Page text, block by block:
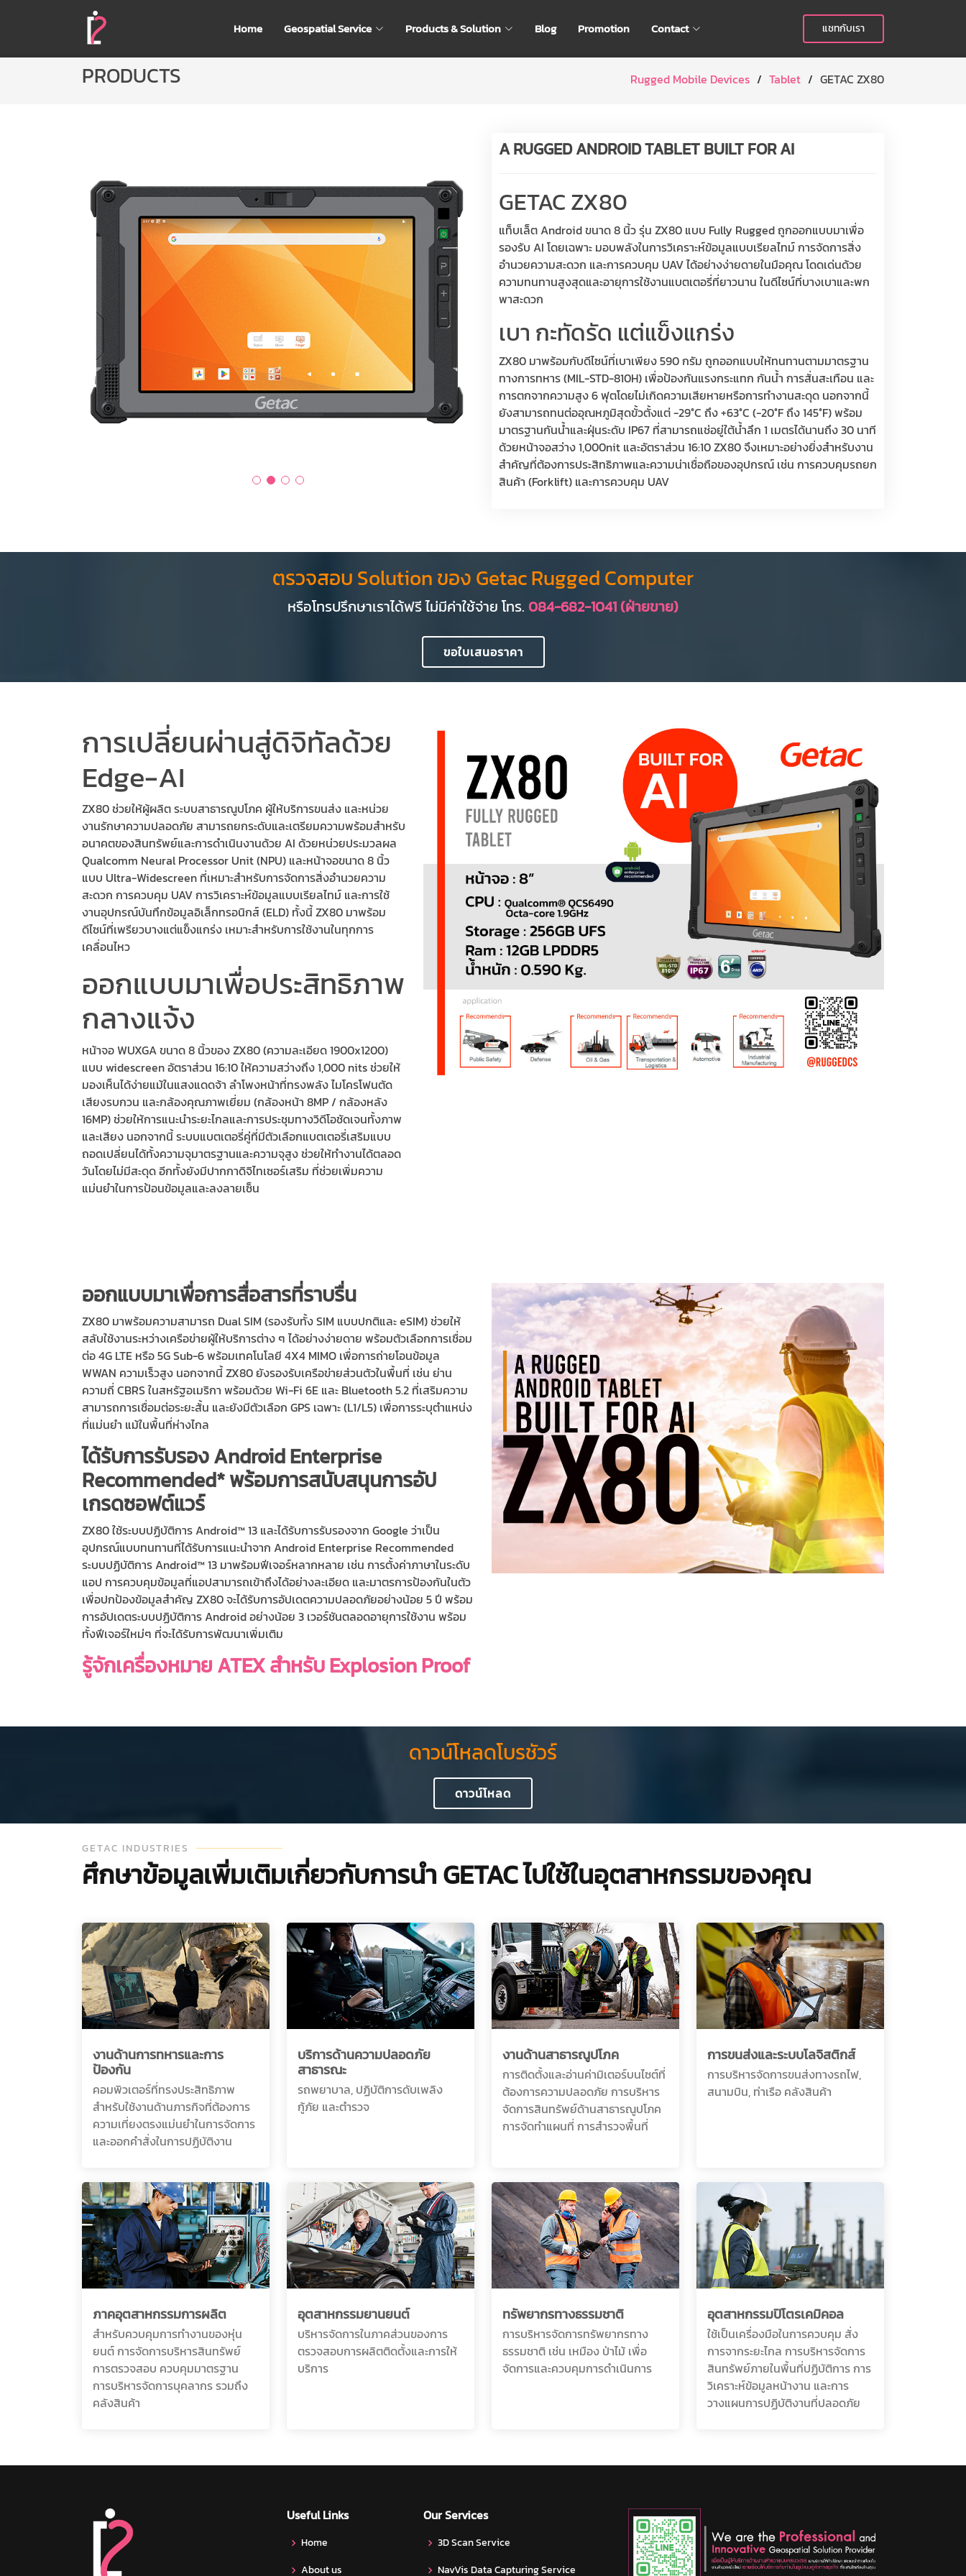
Home Geospatial Service Products & Solution Blog Promotion Contact แชทกับเรา
PRODUCTS Rugged Mobile Devices Tablet GETAC ZX80
A RUGGED ANDROID TABLET BUILT FOR AI
GETAC ZX80
แท็บเล็ต Android ขนาด 8 นิ้ว รุ่น ZX80 แบบ Fully Rugged ถูกออกแบบมาเพื่อ
รองรับ AI โดยเฉพาะ มอบพลังในการวิเคราะห์ข้อมูลแบบเรียลไทม์ การจัดการสิ่ง
อำนวยความสะดวก และการควบคุม UAV ได้อย่างง่ายดายในมือคุณ โดดเด่นด้วย
ความทนทานสูงสุดและอายุการใช้งานแบตเตอรี่ที่ยาวนาน ในดีไซน์ที่บางเบาและพก
พาสะดวก
เบา กะทัดรัด แต่แข็งแกร่ง
ZX80 มาพร้อมกับดีไซน์ที่เบาเพียง 590 กรัม ถูกออกแบบให้ทนทานตามมาตรฐาน
ทางการทหาร (MIL-STD-810H) เพื่อป้องกันแรงกระแทก กันน้ำ การสั่นสะเทือน และ
การตกจากความสูง 6 ฟุตโดยไม่เกิดความเสียหายหรือการทำงานสะดุด นอกจากนี้
ยังสามารถทนต่ออุณหภูมิสุดขั้วตั้งแต่ -29°C ถึง +63°C (-20°F ถึง 145°F) พร้อม
มาตรฐานกันน้ำและฝุ่นระดับ IP67 ที่สามารถแช่อยู่ใต้น้ำลึก 1 เมตรได้นานถึง 30 นาที
ด้วยหน้าจอสว่าง 1,000nit และอัตราส่วน 16:10 ZX80 จึงเหมาะอย่างยิ่งสำหรับงาน
สำคัญที่ต้องการประสิทธิภาพและความน่าเชื่อถือของอุปกรณ์ เช่น การควบคุมรถยก
สินค้า (Forklift) และการควบคุม UAV
ตรวจสอบ Solution ของ Getac Rugged Computer
หรือโทรปรึกษาเราได้ฟรี ไม่มีค่าใช้จ่าย โทร. 084-682-1041 (ฝ่ายขาย)
ขอใบเสนอราคา
การเปลี่ยนผ่านสู่ดิจิทัลด้วย
Edge-AI
ZX80 ช่วยให้ผู้ผลิต ระบบสาธารณูปโภค ผู้ให้บริการขนส่ง และหน่วย
งานรักษาความปลอดภัย สามารถยกระดับและเตรียมความพร้อมสำหรับ
อนาคตของสินทรัพย์และการดำเนินงานด้วย AI ด้วยหน่วยประมวลผล
Qualcomm Neural Processor Unit (NPU) และหน้าจอขนาด 8 นิ้ว
แบบ Ultra-Widescreen ที่เหมาะสำหรับการจัดการสิ่งอำนวยความ
สะดวก การควบคุม UAV การวิเคราะห์ข้อมูลแบบเรียลไทม์ และการใช้
งานอุปกรณ์บันทึกข้อมูลอิเล็กทรอนิกส์ (ELD) ทั้งนี้ ZX80 มาพร้อม
ดีไซน์ที่เพรียวบางแต่แข็งแกร่ง เหมาะสำหรับการใช้งานในทุกการ
เคลื่อนไหว
ออกแบบมาเพื่อประสิทธิภาพ
กลางแจ้ง
หน้าจอ WUXGA ขนาด 8 นิ้วของ ZX80 (ความละเอียด 1900x1200)
แบบ widescreen อัตราส่วน 16:10 ให้ความสว่างถึง 1,000 nits ช่วยให้
มองเห็นได้ง่ายแม้ในแสงแดดจ้า ลำโพงหน้าที่ทรงพลัง ไมโครโฟนตัด
เสียงรบกวน และกล้องคุณภาพเยี่ยม (กล้องหน้า 8MP / กล้องหลัง
16MP) ช่วยให้การแนะนำระยะไกลและการประชุมทางวิดีโอชัดเจนทั้งภาพ
และเสียง นอกจากนี้ ระบบแบตเตอรี่คู่ที่มีตัวเลือกแบตเตอรี่เสริมแบบ
ถอดเปลี่ยนได้ทั้งความจุมาตรฐานและความจุสูง ช่วยให้ทำงานได้ตลอด
วันโดยไม่มีสะดุด อีกทั้งยังมีปากกาดิจิไทเซอร์เสริม ที่ช่วยเพิ่มความ
แม่นยำในการป้อนข้อมูลและลงลายเซ็น
ออกแบบมาเพื่อการสื่อสารที่ราบรื่น
ZX80 มาพร้อมความสามารถ Dual SIM (รองรับทั้ง SIM แบบปกติและ eSIM) ช่วยให้
สลับใช้งานระหว่างเครือข่ายผู้ให้บริการต่าง ๆ ได้อย่างง่ายดาย พร้อมตัวเลือกการเชื่อม
ต่อ 4G LTE หรือ 5G Sub-6 พร้อมเทคโนโลยี 4X4 MIMO เพื่อการถ่ายโอนข้อมูล
WWAN ความเร็วสูง นอกจากนี้ ZX80 ยังรองรับเครือข่ายส่วนตัวในพื้นที่ เช่น ย่าน
ความถี่ CBRS ในสหรัฐอเมริกา พร้อมด้วย Wi-Fi 6E และ Bluetooth 5.2 ที่เสริมความ
สามารถการเชื่อมต่อระยะสั้น และยังมีตัวเลือก GPS เฉพาะ (L1/L5) เพื่อการระบุตำแหน่ง
ที่แม่นยำ แม้ในพื้นที่ห่างไกล
ได้รับการรับรอง Android Enterprise
Recommended* พร้อมการสนับสนุนการอัป
เกรดซอฟต์แวร์
ZX80 ใช้ระบบปฏิบัติการ Android™ 13 และได้รับการรับรองจาก Google ว่าเป็น
อุปกรณ์แบบทนทานที่ได้รับการแนะนำจาก Android Enterprise Recommended
ระบบปฏิบัติการ Android™ 13 มาพร้อมฟีเจอร์หลากหลาย เช่น การตั้งค่าภาษาในระดับ
แอป การควบคุมข้อมูลที่แอปสามารถเข้าถึงได้อย่างละเอียด และมาตรการป้องกันในตัว
เพื่อปกป้องข้อมูลสำคัญ ZX80 จะได้รับการอัปเดตความปลอดภัยอย่างน้อย 5 ปี พร้อม
การอัปเดตระบบปฏิบัติการ Android อย่างน้อย 3 เวอร์ชันตลอดอายุการใช้งาน พร้อม
ทั้งฟีเจอร์ใหม่ๆ ที่จะได้รับการพัฒนาเพิ่มเติม
รู้จักเครื่องหมาย ATEX สำหรับ Explosion Proof
ดาวน์โหลดโบรชัวร์
ดาวน์โหลด
GETAC INDUSTRIES
ศึกษาข้อมูลเพิ่มเติมเกี่ยวกับการนำ GETAC ไปใช้ในอุตสาหกรรมของคุณ
งานด้านการทหารและการ
ป้องกัน
คอมพิวเตอร์ที่ทรงประสิทธิภาพ
สำหรับใช้งานด้านภารกิจที่ต้องการ
ความเที่ยงตรงแม่นยำในการจัดการ
และออกคำสั่งในการปฏิบัติงาน
บริการด้านความปลอดภัย
สาธารณะ
รถพยาบาล, ปฏิบัติการดับเพลิง
กู้ภัย และตำรวจ
งานด้านสาธารณูปโภค
การติดตั้งและอ่านค่ามิเตอร์บนไซต์ที่
ต้องการความปลอดภัย การบริหาร
จัดการสินทรัพย์ด้านสาธารณูปโภค
การจัดทำแผนที่ การสำรวจพื้นที่
การขนส่งและระบบโลจิสติกส์
การบริหารจัดการขนส่งทางรถไฟ,
สนามบิน, ท่าเรือ คลังสินค้า
ภาคอุตสาหกรรมการผลิต
สำหรับควบคุมการทำงานของหุ่น
ยนต์ การจัดการบริหารสินทรัพย์
การตรวจสอบ ควบคุมมาตรฐาน
การบริหารจัดการบุคลากร รวมถึง
คลังสินค้า
อุตสาหกรรมยานยนต์
บริหารจัดการในภาคส่วนของการ
ตรวจสอบการผลิตติดตั้งและการให้
บริการ
ทรัพยากรทางธรรมชาติ
การบริหารจัดการทรัพยากรทาง
ธรรมชาติ เช่น เหมือง ป่าไม้ เพื่อ
จัดการและควบคุมการดำเนินการ
อุตสาหกรรมปิโตรเคมิคอล
ใช้เป็นเครื่องมือในการควบคุม สั่ง
การจากระยะไกล การบริหารจัดการ
สินทรัพย์ภายในพื้นที่ปฏิบัติการ การ
วิเคราะห์ข้อมูลหน้างาน และการ
วางแผนการปฏิบัติงานที่ปลอดภัย
Useful Links
Home
About us
Our Services
3D Scan Service
NavVis Data Capturing Service